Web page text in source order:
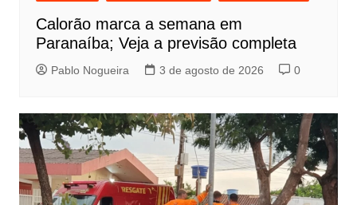
Calorão marca a semana em
Paranaíba; Veja a previsão completa
Pablo Nogueira 3 de agosto de 2026 0